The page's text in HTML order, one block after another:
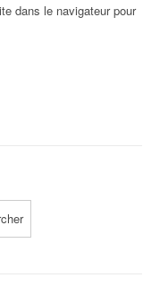
dans le navigateur pour